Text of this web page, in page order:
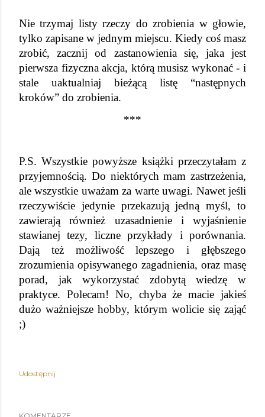
Nie trzymaj listy rzeczy do zrobienia w głowie,
tylko zapisane w jednym miejscu. Kiedy coś masz
zrobić, zacznij od zastanowienia się, jaka jest
pierwsza fizyczna akcja, którą musisz wykonać - i
stale uaktualniaj bieżącą listę “następnych
kroków” do zrobienia.
***
P.S. Wszystkie powyższe książki przeczytałam z
przyjemnością. Do niektórych mam zastrzeżenia,
ale wszystkie uważam za warte uwagi. Nawet jeśli
rzeczywiście jedynie przekazują jedną myśl, to
zawierają również uzasadnienie i wyjaśnienie
stawianej tezy, liczne przykłady i porównania.
Dają też możliwość lepszego i głębszego
zrozumienia opisywanego zagadnienia, oraz masę
porad, jak wykorzystać zdobytą wiedzę w
praktyce. Polecam! No, chyba że macie jakieś
dużo ważniejsze hobby, którym wolicie się zająć
;)
Udostępnij